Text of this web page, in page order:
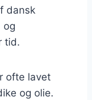
dansk
og
tid.
ofte lavet
og olie.